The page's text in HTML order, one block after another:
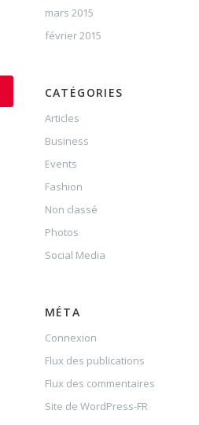
mars 2015
février 2015
CATÉGORIES
Articles
Business
Events
Fashion
Non classé
Photos
Social Media
MÉTA
Connexion
Flux des publications
Flux des commentaires
Site de WordPress-FR